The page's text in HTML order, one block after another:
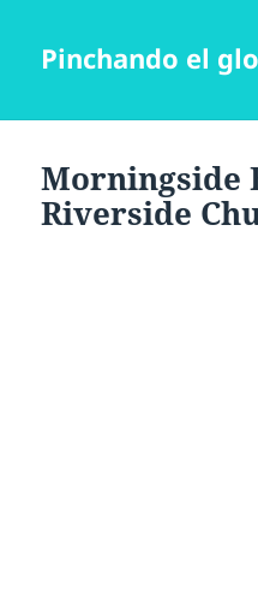
Pinchando el
Morningside
Riverside